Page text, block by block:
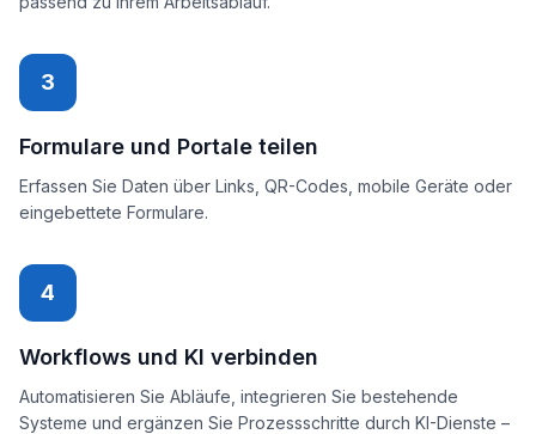
3
Formulare und Portale teilen
Erfassen Sie Daten über Links, QR-Codes, mobile Geräte oder
eingebettete Formulare.
4
Workflows und KI verbinden
Automatisieren Sie Abläufe, integrieren Sie bestehende
Systeme und ergänzen Sie Prozessschritte durch KI-Dienste –